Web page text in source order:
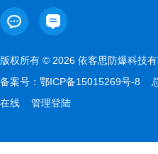
版权所有 © 2026 依客思防爆科技
备案号： 鄂ICP备15015269号-8
在线
管理登陆